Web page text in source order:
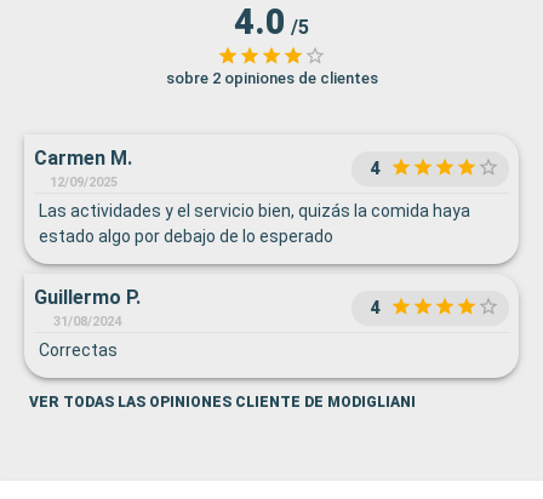
4.0 /5
sobre 2 opiniones de clientes
Carmen M.
12/09/2025
4
Las actividades y el servicio bien, quizás la comida haya
estado algo por debajo de lo esperado
Guillermo P.
31/08/2024
4
Correctas
VER TODAS LAS OPINIONES CLIENTE DE MODIGLIANI